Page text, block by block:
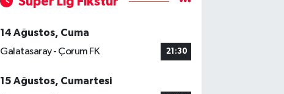
14 Ağustos, Cuma
Galatasaray - Çorum FK
21:30
15 Ağustos, Cumartesi